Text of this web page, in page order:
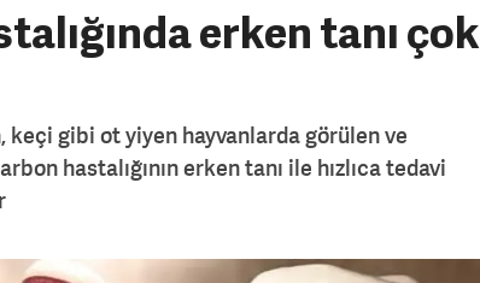
erken tanı çok
keçi gibi ot yiyen hayvanlarda görülen ve
hastalığının erken tanı ile hızlıca tedavi